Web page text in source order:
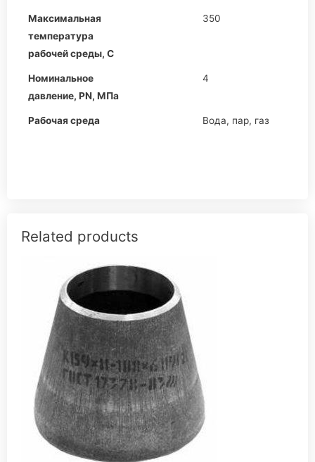
Максимальная
температура
рабочей среды, С
350
Номинальное
давление, PN, МПа
4
Рабочая среда Вода, пар, газ
Related products